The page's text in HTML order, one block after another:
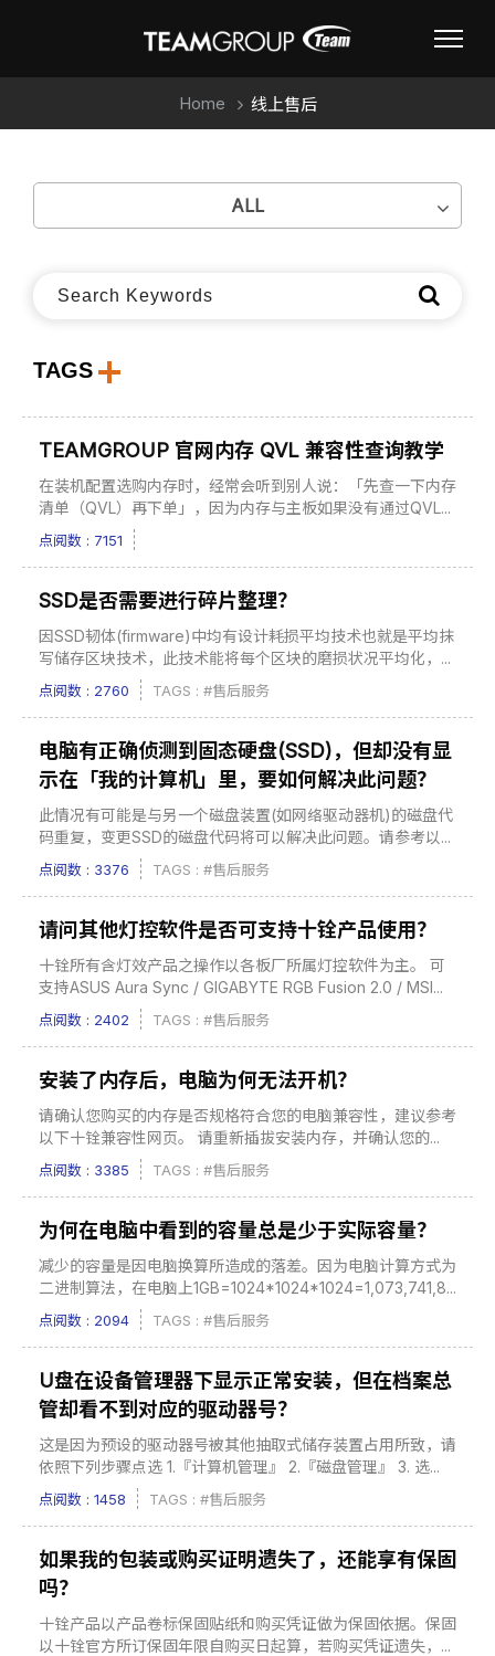
Home 线上售后
ALL
TAGS
TEAMGROUP 官网内存 QVL 兼容性查询教学
在装机配置选购内存时，经常会听到别人说：「先查一下内存
清单（QVL）再下单」，因为内存与主板如果没有通过QVL...
点阅数 : 7151
SSD是否需要进行碎片整理？
因SSD韧体(firmware)中均有设计耗损平均技术也就是平均抹
写储存区块技术，此技术能将每个区块的磨损状况平均化，...
点阅数 : 2760 TAGS : #售后服务
电脑有正确侦测到固态硬盘(SSD)，但却没有显
示在「我的计算机」里，要如何解决此问题？
此情况有可能是与另一个磁盘装置(如网络驱动器机)的磁盘代
码重复，变更SSD的磁盘代码将可以解决此问题。请参考以...
点阅数 : 3376 TAGS : #售后服务
请问其他灯控软件是否可支持十铨产品使用？
十铨所有含灯效产品之操作以各板厂所属灯控软件为主。 可
支持ASUS Aura Sync / GIGABYTE RGB Fusion 2.0 / MSI...
点阅数 : 2402 TAGS : #售后服务
安装了内存后，电脑为何无法开机？
请确认您购买的内存是否规格符合您的电脑兼容性，建议参考
以下十铨兼容性网页。 请重新插拔安装内存，并确认您的...
点阅数 : 3385 TAGS : #售后服务
为何在电脑中看到的容量总是少于实际容量？
减少的容量是因电脑换算所造成的落差。因为电脑计算方式为
二进制算法，在电脑上1GB=1024*1024*1024=1,073,741,8...
点阅数 : 2094 TAGS : #售后服务
U盘在设备管理器下显示正常安装，但在档案总
管却看不到对应的驱动器号？
这是因为预设的驱动器号被其他抽取式储存装置占用所致，请
依照下列步骤点选 1.『计算机管理』 2.『磁盘管理』 3. 选...
点阅数 : 1458 TAGS : #售后服务
如果我的包装或购买证明遗失了，还能享有保固
吗？
十铨产品以产品卷标保固贴纸和购买凭证做为保固依据。保固
以十铨官方所订保固年限自购买日起算，若购买凭证遗失，...